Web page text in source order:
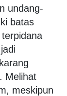
undang-
batas
Melihat
meskipun